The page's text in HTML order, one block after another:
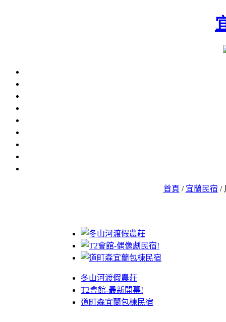
首頁 / 宜蘭民宿 /
冬山河渡假農莊
T2會館-最新開幕!
道町森宜蘭包棟民宿